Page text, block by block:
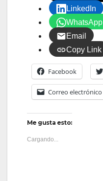
LinkedIn
WhatsApp
Email
Copy Link
Facebook
Correo electrónico
Me gusta esto:
Cargando...